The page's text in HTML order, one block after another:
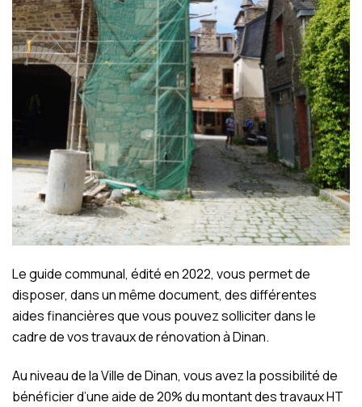
Le guide communal, édité en 2022, vous permet de
disposer, dans un même document, des différentes
aides financières que vous pouvez solliciter dans le
cadre de vos travaux de rénovation à Dinan.
Au niveau de la Ville de Dinan, vous avez la possibilité de
bénéficier d’une aide de 20% du montant des travaux HT